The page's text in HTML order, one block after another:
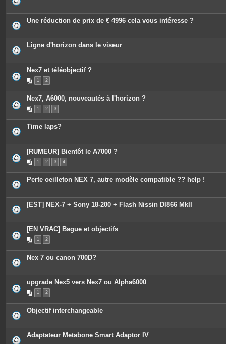
Une réduction de prix de € 4996 cela vous intéresse ?
Ligne d'horizon dans le viseur
Nex7 et téléobjectif ?
1 2
Nex7, A6000, nouveautés à l'horizon ?
1 2 3
Time laps?
[RUMEUR] Bientôt le A7000 ?
1 2 3 4
Perte oeilleton NEX 7, autre modèle compatible ?? help !
[EST] NEX-7 + Sony 18-200 + Flash Nissin DI866 MkII
[EN VRAC] Bague et objectifs
1 2
Nex 7 ou canon 700D?
upgrade Nex5 vers Nex7 ou Alpha6000
1 2
Objectif interchangeable
Adaptateur Metabone Smart Adaptor IV